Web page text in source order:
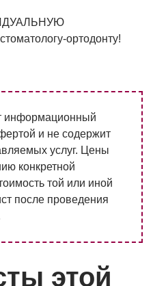
ортодонту!
информационный
и не содержит
услуг. Цены
конкретной
той или иной
после проведения
этой